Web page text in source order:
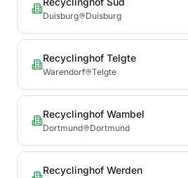
Duisburg Duisburg
Recyclinghof Telgte
Warendorf Telgte
Recyclinghof Wambel
Dortmund Dortmund
Recyclinghof Werden